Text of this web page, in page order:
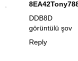
DDB8D
görüntülü şov
Reply